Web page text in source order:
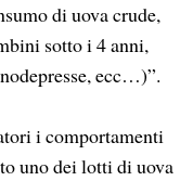
di uova crude,
sotto i 4 anni,
ecc…)”.
i comportamenti
uno dei lotti di uova